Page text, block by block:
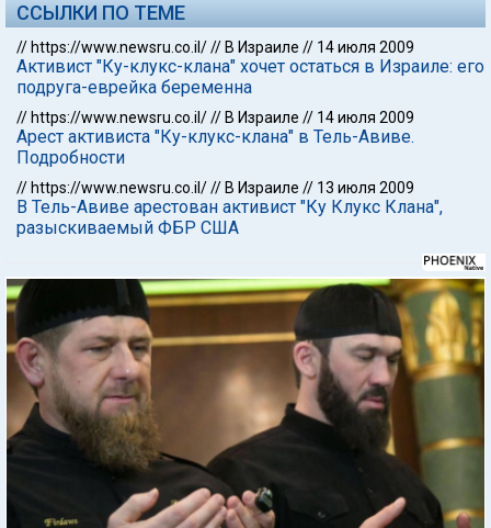
ССЫЛКИ ПО ТЕМЕ
// https://www.newsru.co.il/// В Израиле // 14 июля 2009
Активист "Ку-клукс-клана" хочет остаться в Израиле: его
подруга-еврейка беременна
// https://www.newsru.co.il/// В Израиле // 14 июля 2009
Арест активиста "Ку-клукс-клана" в Тель-Авиве.
Подробности
// https://www.newsru.co.il/// В Израиле // 13 июля 2009
В Тель-Авиве арестован активист "Ку Клукс Клана",
разыскиваемый ФБР США